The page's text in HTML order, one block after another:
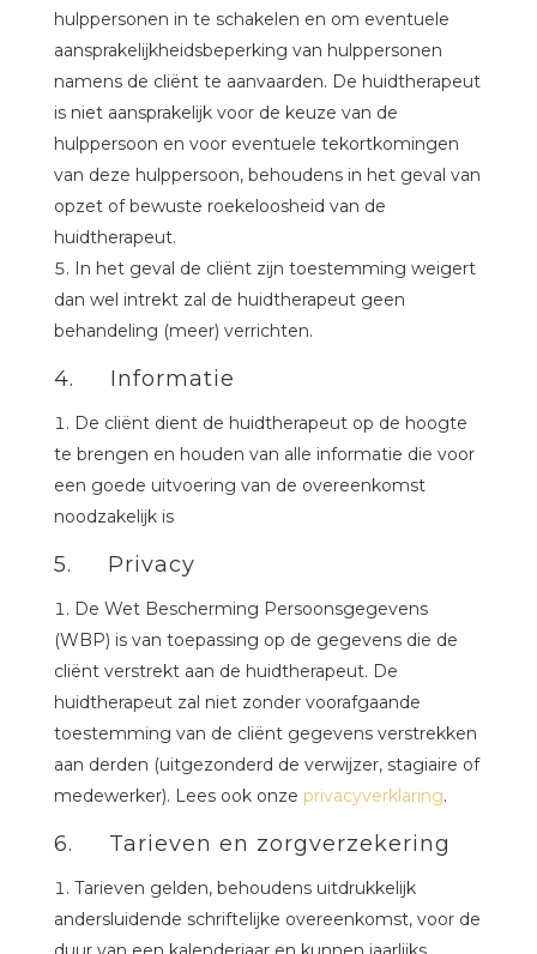
hulppersonen in te schakelen en om eventuele
aansprakelijkheidsbeperking van hulppersonen
namens de cliënt te aanvaarden. De huidtherapeut
is niet aansprakelijk voor de keuze van de
hulppersoon en voor eventuele tekortkomingen
van deze hulppersoon, behoudens in het geval van
opzet of bewuste roekeloosheid van de
huidtherapeut.
In het geval de cliënt zijn toestemming weigert
dan wel intrekt zal de huidtherapeut geen
behandeling (meer) verrichten.
4. Informatie
De cliënt dient de huidtherapeut op de hoogte
te brengen en houden van alle informatie die voor
een goede uitvoering van de overeenkomst
noodzakelijk is
5. Privacy
De Wet Bescherming Persoonsgegevens
(WBP) is van toepassing op de gegevens die de
cliënt verstrekt aan de huidtherapeut. De
huidtherapeut zal niet zonder voorafgaande
toestemming van de cliënt gegevens verstrekken
aan derden (uitgezonderd de verwijzer, stagiaire of
medewerker). Lees ook onze privacyverklaring.
6. Tarieven en zorgverzekering
Tarieven gelden, behoudens uitdrukkelijk
andersluidende schriftelijke overeenkomst, voor de